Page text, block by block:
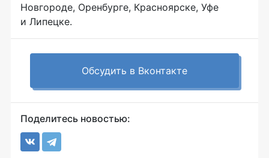
Новгороде, Оренбурге, Красноярске, Уфе
и Липецке.
Обсудить в Вконтакте
Поделитесь новостью: